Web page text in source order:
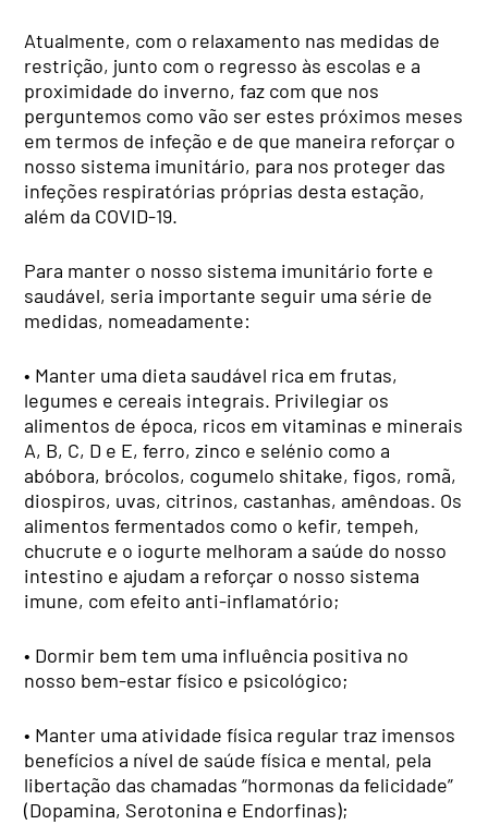
Atualmente, com o relaxamento nas medidas de
restrição, junto com o regresso às escolas e a
proximidade do inverno, faz com que nos
perguntemos como vão ser estes próximos meses
em termos de infeção e de que maneira reforçar o
nosso sistema imunitário, para nos proteger das
infeções respiratórias próprias desta estação,
além da COVID-19.
Para manter o nosso sistema imunitário forte e
saudável, seria importante seguir uma série de
medidas, nomeadamente:
• Manter uma dieta saudável rica em frutas,
legumes e cereais integrais. Privilegiar os
alimentos de época, ricos em vitaminas e minerais
A, B, C, D e E, ferro, zinco e selénio como a
abóbora, brócolos, cogumelo shitake, figos, romã,
diospiros, uvas, citrinos, castanhas, amêndoas. Os
alimentos fermentados como o kefir, tempeh,
chucrute e o iogurte melhoram a saúde do nosso
intestino e ajudam a reforçar o nosso sistema
imune, com efeito anti-inflamatório;
• Dormir bem tem uma influência positiva no
nosso bem-estar físico e psicológico;
• Manter uma atividade física regular traz imensos
benefícios a nível de saúde física e mental, pela
libertação das chamadas “hormonas da felicidade”
(Dopamina, Serotonina e Endorfinas);